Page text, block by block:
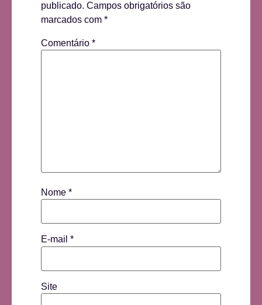
publicado. Campos obrigatórios são
marcados com *
Comentário *
Nome *
E-mail *
Site